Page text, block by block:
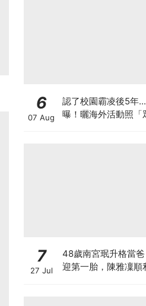
6
07 Aug
認了校園霸凌後5年
曝！曬海外活動照「
7
27 Jul
48歲南宮珉升格當
迎第一胎，陳雅凜順